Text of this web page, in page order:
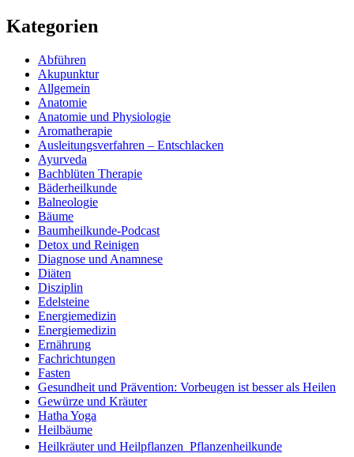
Kategorien
Abführen
Akupunktur
Allgemein
Anatomie
Anatomie und Physiologie
Aromatherapie
Ausleitungsverfahren – Entschlacken
Ayurveda
Bachblüten Therapie
Bäderheilkunde
Balneologie
Bäume
Baumheilkunde-Podcast
Detox und Reinigen
Diagnose und Anamnese
Diäten
Disziplin
Edelsteine
Energiemedizin
Energiemedizin
Ernährung
Fachrichtungen
Fasten
Gesundheit und Prävention: Vorbeugen ist besser als Heilen
Gewürze und Kräuter
Hatha Yoga
Heilbäume
Heilkräuter und Heilpflanzen  Pflanzenheilkunde